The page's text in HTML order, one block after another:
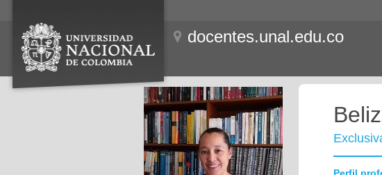
docentes.unal.edu.co